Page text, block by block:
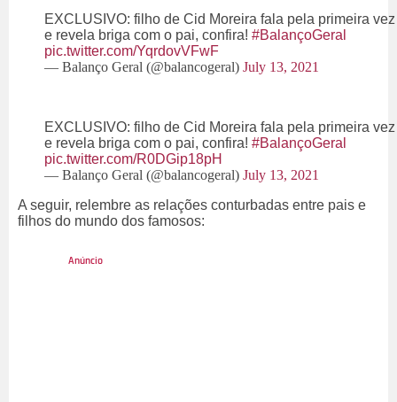
EXCLUSIVO: filho de Cid Moreira fala pela primeira vez
e revela briga com o pai, confira! #BalançoGeral
pic.twitter.com/YqrdovVFwF
— Balanço Geral (@balancogeral) July 13, 2021
EXCLUSIVO: filho de Cid Moreira fala pela primeira vez
e revela briga com o pai, confira! #BalançoGeral
pic.twitter.com/R0DGip18pH
— Balanço Geral (@balancogeral) July 13, 2021
A seguir, relembre as relações conturbadas entre pais e
filhos do mundo dos famosos: